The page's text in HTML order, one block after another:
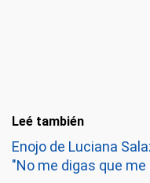
Leé también
Enojo de Luciana
"No me digas que